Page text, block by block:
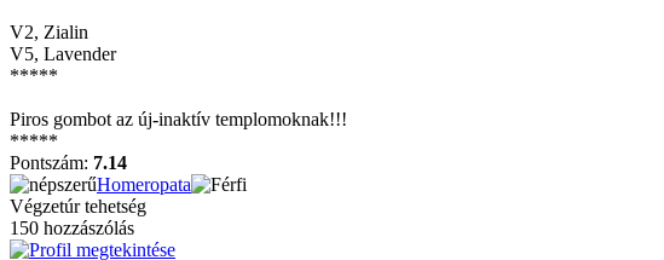
V2, Zialin
V5, Lavender
*****
Piros gombot az új-inaktív templomoknak!!!
*****
Pontszám: 7.14
Homeropata
Végzetúr tehetség
150 hozzászólás